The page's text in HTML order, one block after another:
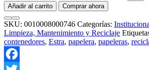
Añadir al carrito Comprar ahora
SKU: 0010008000746 Categorías:
Limpieza, Mantenimiento y Reciclaje
contenedores, Estra, papelera, papeleras,